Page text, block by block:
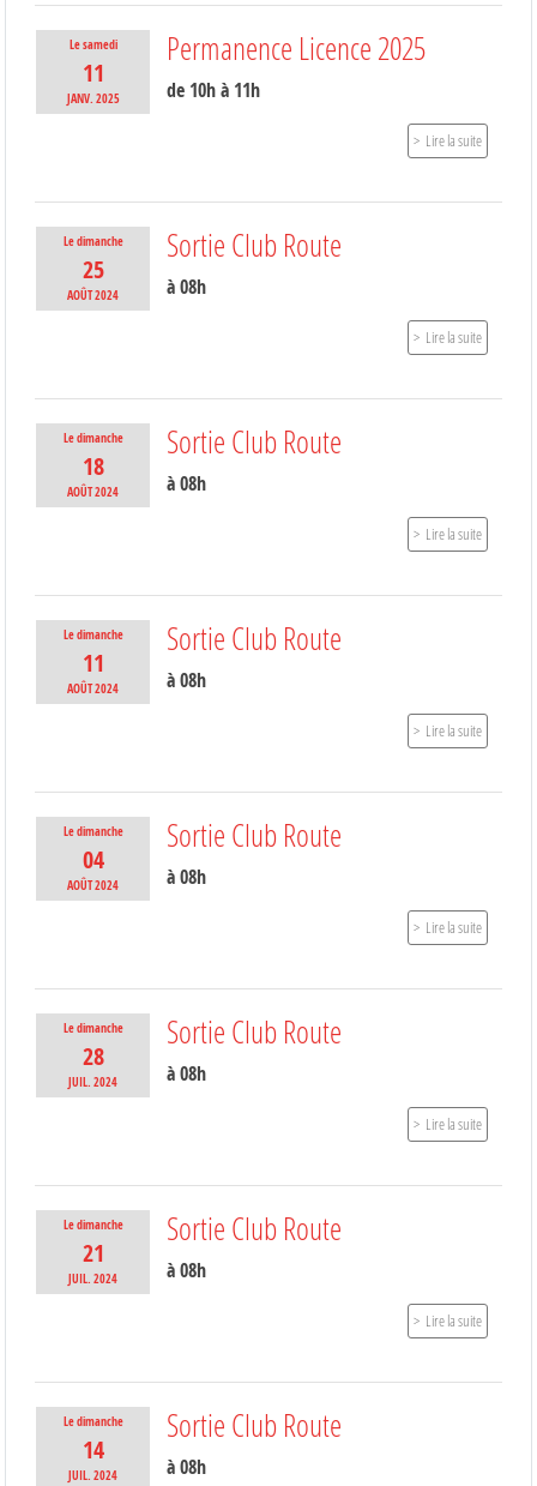
Lesamedi
11
JANV. 2025
Permanence Licence 2025
de 10h à 11h
Lire la suite
Ledimanche
25
AOÛT2024
Sortie Club Route
à 08h
Lire la suite
Ledimanche
18
AOÛT2024
Sortie Club Route
à 08h
Lire la suite
Ledimanche
11
AOÛT2024
Sortie Club Route
à 08h
Lire la suite
Ledimanche
04
AOÛT2024
Sortie Club Route
à 08h
Lire la suite
Ledimanche
28
JUIL. 2024
Sortie Club Route
à 08h
Lire la suite
Ledimanche
21
JUIL. 2024
Sortie Club Route
à 08h
Lire la suite
Ledimanche
14
JUIL. 2024
Sortie Club Route
à 08h